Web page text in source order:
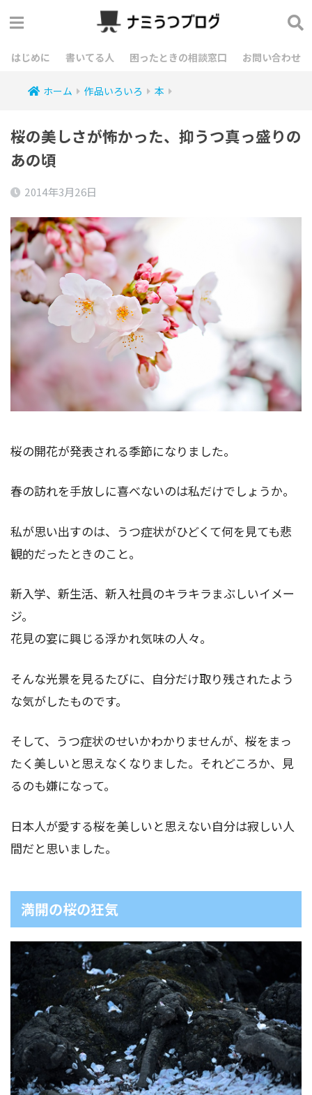
はじめに 書いてる人 困ったときの相談窓口 お問い合わせ
ホーム 作品いろいろ 本
桜の美しさが怖かった、抑うつ真っ盛りの
あの頃
2014年3月26日
桜の開花が発表される季節になりました。
春の訪れを手放しに喜べないのは私だけでしょうか。
私が思い出すのは、うつ症状がひどくて何を見ても悲
観的だったときのこと。
新入学、新生活、新入社員のキラキラまぶしいイメー
ジ。
花見の宴に興じる浮かれ気味の人々。
そんな光景を見るたびに、自分だけ取り残されたよう
な気がしたものです。
そして、うつ症状のせいかわかりませんが、桜をまっ
たく美しいと思えなくなりました。それどころか、見
るのも嫌になって。
日本人が愛する桜を美しいと思えない自分は寂しい人
間だと思いました。
満開の桜の狂気